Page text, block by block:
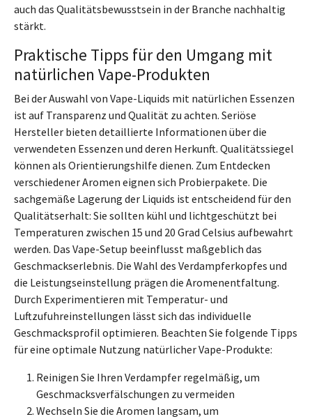
auch das Qualitätsbewusstsein in der Branche nachhaltig
stärkt.
Praktische Tipps für den Umgang mit
natürlichen Vape-Produkten
Bei der Auswahl von Vape-Liquids mit natürlichen Essenzen
ist auf Transparenz und Qualität zu achten. Seriöse
Hersteller bieten detaillierte Informationen über die
verwendeten Essenzen und deren Herkunft. Qualitätssiegel
können als Orientierungshilfe dienen. Zum Entdecken
verschiedener Aromen eignen sich Probierpakete. Die
sachgemäße Lagerung der Liquids ist entscheidend für den
Qualitätserhalt: Sie sollten kühl und lichtgeschützt bei
Temperaturen zwischen 15 und 20 Grad Celsius aufbewahrt
werden. Das Vape-Setup beeinflusst maßgeblich das
Geschmackserlebnis. Die Wahl des Verdampferkopfes und
die Leistungseinstellung prägen die Aromenentfaltung.
Durch Experimentieren mit Temperatur- und
Luftzufuhreinstellungen lässt sich das individuelle
Geschmacksprofil optimieren. Beachten Sie folgende Tipps
für eine optimale Nutzung natürlicher Vape-Produkte:
Reinigen Sie Ihren Verdampfer regelmäßig, um
Geschmacksverfälschungen zu vermeiden
Wechseln Sie die Aromen langsam, um